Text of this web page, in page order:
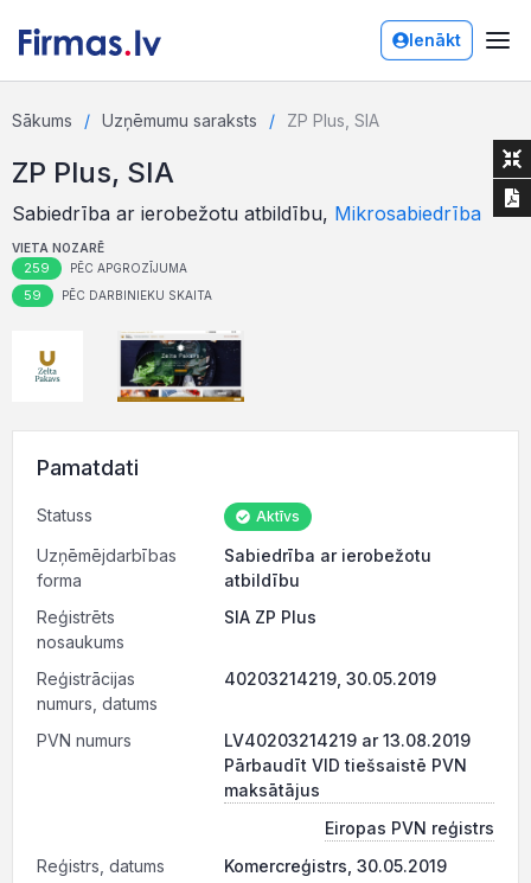
Ienākt
Sākums Uzņēmumu saraksts ZP Plus, SIA
ZP Plus, SIA
Sabiedrība ar ierobežotu atbildību, Mikrosabiedrība
VIETA NOZARĒ
259 PĒC APGROZĪJUMA
59 PĒC DARBINIEKU SKAITA
Pamatdati
Statuss Aktīvs
Uzņēmējdarbības
forma
Sabiedrība ar ierobežotu
atbildību
Reģistrēts
nosaukums
SIA ZP Plus
Reģistrācijas
numurs, datums
40203214219, 30.05.2019
PVN numurs
LV40203214219 ar 13.08.2019
Pārbaudīt VID tiešsaistē PVN
maksātājus
Eiropas PVN reģistrs
Reģistrs, datums
Komercreģistrs, 30.05.2019